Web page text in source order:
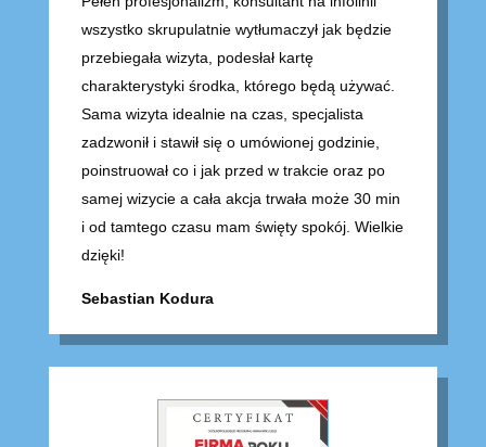
wszystko skrupulatnie wytłumaczył jak będzie
przebiegała wizyta, podesłał kartę
charakterystyki środka, którego będą używać.
Sama wizyta idealnie na czas, specjalista
zadzwonił i stawił się o umówionej godzinie,
poinstruował co i jak przed w trakcie oraz po
samej wizycie a cała akcja trwała może 30 min
i od tamtego czasu mam święty spokój. Wielkie
dzięki!
Sebastian Kodura